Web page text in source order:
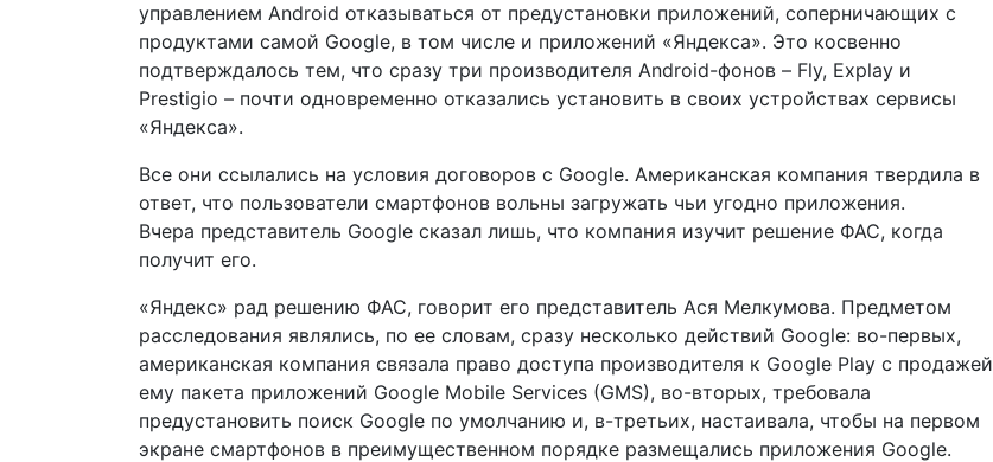
управлением Android отказываться от предустановки приложений, соперничающих с
продуктами самой Google, в том числе и приложений «Яндекса». Это косвенно
подтверждалось тем, что сразу три производителя Android-фонов – Fly, Explay и
Prestigio – почти одновременно отказались установить в своих устройствах сервисы
«Яндекса».
Все они ссылались на условия договоров с Google. Американская компания твердила в
ответ, что пользователи смартфонов вольны загружать чьи угодно приложения.
Вчера представитель Google сказал лишь, что компания изучит решение ФАС, когда
получит его.
«Яндекс» рад решению ФАС, говорит его представитель Ася Мелкумова. Предметом
расследования являлись, по ее словам, сразу несколько действий Google: во-первых,
американская компания связала право доступа производителя к Google Play с продажей
ему пакета приложений Google Mobile Services (GMS), во-вторых, требовала
предустановить поиск Google по умолчанию и, в-третьих, настаивала, чтобы на первом
экране смартфонов в преимущественном порядке размещались приложения Google.